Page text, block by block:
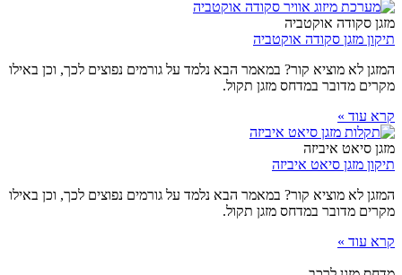
מזגן סקודה אוקטביה
תיקון מזגן סקודה אוקטביה
המזגן לא מוציא קור? במאמר הבא נלמד על גורמים נפוצים לכך, וכן באילו
מקרים מדובר במדחס מזגן תקול.
קרא עוד »
מזגן סיאט איביזה
תיקון מזגן סיאט איביזה
המזגן לא מוציא קור? במאמר הבא נלמד על גורמים נפוצים לכך, וכן באילו
מקרים מדובר במדחס מזגן תקול.
קרא עוד »